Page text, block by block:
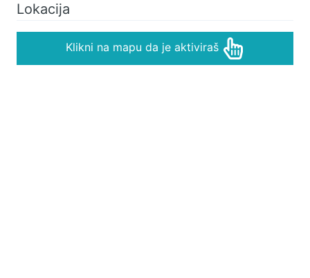
Lokacija
Klikni na mapu da je aktiviraš